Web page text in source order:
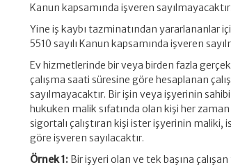
Kanun kapsamında işveren sayılmayacaktır.
Yine iş kaybı tazminatından yararlananlar
5510 sayılı Kanun kapsamında işveren
Ev hizmetlerinde bir veya birden fazla gerçek
çalışma saati süresine göre hesaplanan
sayılmayacaktır. Bir işin veya işyerinin
hukuken malik sıfatında olan kişi her
sigortalı çalıştıran kişi ister işyerinin maliki,
göre işveren sayılacaktır.
Örnek 1: Bir işyeri olan ve tek başına